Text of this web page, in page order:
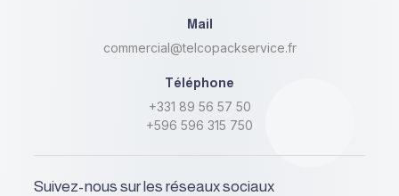
Mail
commercial@telcopackservice.fr
Téléphone
+331 89 56 57 50
+596 596 315 750
Suivez-nous sur les réseaux sociaux